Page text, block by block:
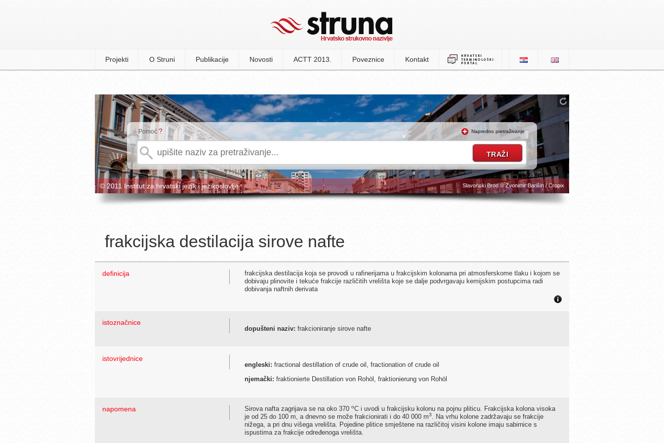
Projekti O Struni Publikacije Novosti ACTT 2013. Poveznice Kontakt
Pomoć ? Napredno pretraživanje
© 2011 Institut za hrvatski jezik i jezikoslovlje Slavonski Brod © Zvonimir Barišin / Cropix
frakcijska destilacija sirove nafte
definicija
frakcijska destilacija koja se provodi u rafinerijama u frakcijskim kolonama pri atmosferskome tlaku i kojom se
dobivaju plinovite i tekuće frakcije različitih vrelišta koje se dalje podvrgavaju kemijskim postupcima radi
dobivanja naftnih derivata
istoznačnice
dopušteni naziv: frakcioniranje sirove nafte
istovrijednice
engleski: fractional destillation of crude oil, fractionation of crude oil
njemački: fraktionierte Destillation von Rohöl, fraktionierung von Rohöl
napomena Sirova nafta zagrijava se na oko 370 oC i uvodi u frakcijsku kolonu na pojnu pliticu. Frakcijska kolona visoka
je od 25 do 100 m, a dnevno se može frakcionirati i do 40 000 m3. Na vrhu kolone zadržavaju se frakcije
nižega, a pri dnu višega vrelišta. Pojedine plitice smještene na različitoj visini kolone imaju sabirnice s
ispustima za frakcije određenoga vrelišta.